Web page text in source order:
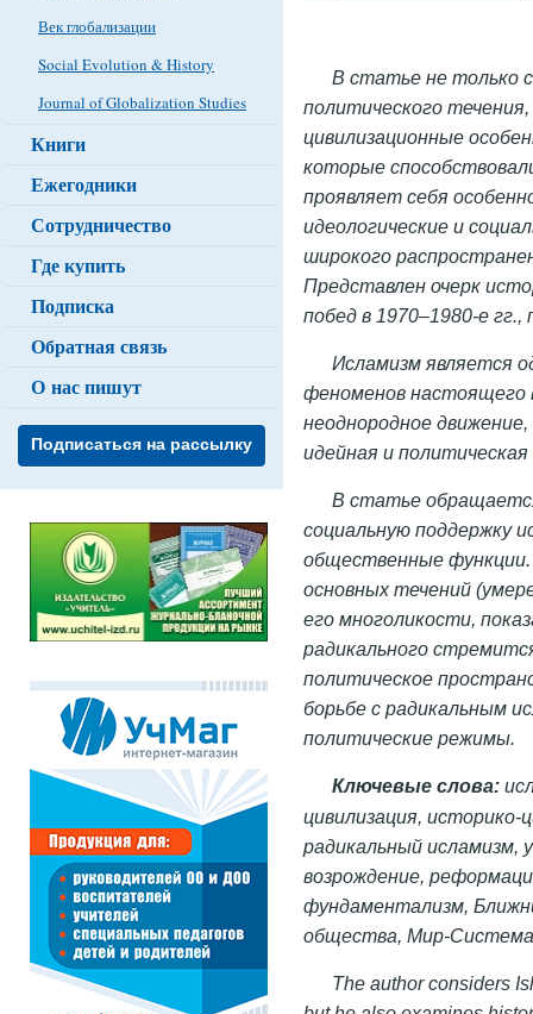
В статье не только
политического
цивилизационные
которые
проявляет себя
идеологические и
широкого
Представлен очерк
побед в 1970–1980-е
Исламизм является
феноменов настоящего
неоднородное
идейная и политическая
В статье
социальную поддержку
общественные функции.
основных течений
его многоликости,
радикального
политическое
борьбе с радикальным
политические режимы.
Ключевые слова:
цивилизация,
радикальный исламизм,
возрождение,
фундаментализм,
общества, Мир-
The author considers
Век глобализации
Social Evolution & History
Journal of Globalization Studies
Книги
Ежегодники
Сотрудничество
Где купить
Подписка
Обратная связь
О нас пишут
Подписаться на рассылку